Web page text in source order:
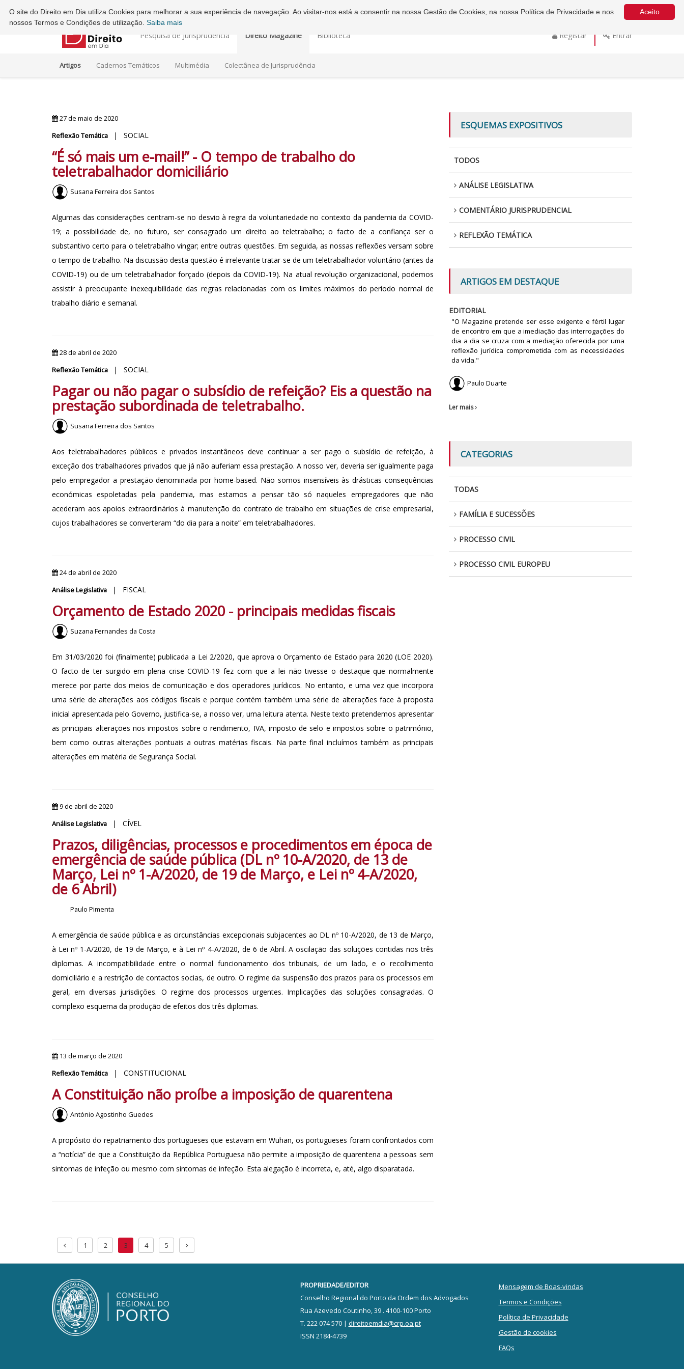
Ordem dos Advogados - Conselho Regional do Porto
Pesquisa de Jurisprudência Direito Magazine Biblioteca Registar Entrar
Artigos Cadernos Temáticos Multimédia Colectânea de Jurisprudência
27 de maio de 2020
Reflexão Temática
| SOCIAL
“É só mais um e-mail!” - O tempo de trabalho do
teletrabalhador domiciliário
Susana Ferreira dos Santos
Algumas das considerações centram-se no desvio à regra da voluntariedade no contexto da pandemia da COVID-
19; a possibilidade de, no futuro, ser consagrado um direito ao teletrabalho; o facto de a confiança ser o
substantivo certo para o teletrabalho vingar; entre outras questões. Em seguida, as nossas reflexões versam sobre
o tempo de trabalho. Na discussão desta questão é irrelevante tratar-se de um teletrabalhador voluntário (antes da
COVID-19) ou de um teletrabalhador forçado (depois da COVID-19). Na atual revolução organizacional, podemos
assistir à preocupante inexequibilidade das regras relacionadas com os limites máximos do período normal de
trabalho diário e semanal.
28 de abril de 2020
Reflexão Temática
| SOCIAL
Pagar ou não pagar o subsídio de refeição? Eis a questão na
prestação subordinada de teletrabalho.
Susana Ferreira dos Santos
Aos teletrabalhadores públicos e privados instantâneos deve continuar a ser pago o subsídio de refeição, à
exceção dos trabalhadores privados que já não auferiam essa prestação. A nosso ver, deveria ser igualmente paga
pelo empregador a prestação denominada por home-based. Não somos insensíveis às drásticas consequências
económicas espoletadas pela pandemia, mas estamos a pensar tão só naqueles empregadores que não
acederam aos apoios extraordinários à manutenção do contrato de trabalho em situações de crise empresarial,
cujos trabalhadores se converteram “do dia para a noite” em teletrabalhadores.
24 de abril de 2020
Análise Legislativa
| FISCAL
Orçamento de Estado 2020 - principais medidas fiscais
Suzana Fernandes da Costa
Em 31/03/2020 foi (finalmente) publicada a Lei 2/2020, que aprova o Orçamento de Estado para 2020 (LOE 2020).
O facto de ter surgido em plena crise COVID-19 fez com que a lei não tivesse o destaque que normalmente
merece por parte dos meios de comunicação e dos operadores jurídicos. No entanto, e uma vez que incorpora
uma série de alterações aos códigos fiscais e porque contém também uma série de alterações face à proposta
inicial apresentada pelo Governo, justifica-se, a nosso ver, uma leitura atenta. Neste texto pretendemos apresentar
as principais alterações nos impostos sobre o rendimento, IVA, imposto de selo e impostos sobre o património,
bem como outras alterações pontuais a outras matérias fiscais. Na parte final incluímos também as principais
alterações em matéria de Segurança Social.
9 de abril de 2020
Análise Legislativa
| CÍVEL
Prazos, diligências, processos e procedimentos em época de
emergência de saúde pública (DL nº 10-A/2020, de 13 de
Março, Lei nº 1-A/2020, de 19 de Março, e Lei nº 4-A/2020,
de 6 Abril)
Paulo Pimenta
A emergência de saúde pública e as circunstâncias excepcionais subjacentes ao DL nº 10-A/2020, de 13 de Março,
à Lei nº 1-A/2020, de 19 de Março, e à Lei nº 4-A/2020, de 6 de Abril. A oscilação das soluções contidas nos três
diplomas. A incompatibilidade entre o normal funcionamento dos tribunais, de um lado, e o recolhimento
domiciliário e a restrição de contactos socias, de outro. O regime da suspensão dos prazos para os processos em
geral, em diversas jurisdições. O regime dos processos urgentes. Implicações das soluções consagradas. O
complexo esquema da produção de efeitos dos três diplomas.
13 de março de 2020
Reflexão Temática
| CONSTITUCIONAL
A Constituição não proíbe a imposição de quarentena
António Agostinho Guedes
A propósito do repatriamento dos portugueses que estavam em Wuhan, os portugueses foram confrontados com
a “notícia” de que a Constituição da República Portuguesa não permite a imposição de quarentena a pessoas sem
sintomas de infeção ou mesmo com sintomas de infeção. Esta alegação é incorreta, e, até, algo disparatada.
1 2 3 4 5
ESQUEMAS EXPOSITIVOS
TODOS
ANÁLISE LEGISLATIVA
COMENTÁRIO JURISPRUDENCIAL
REFLEXÃO TEMÁTICA
ARTIGOS EM DESTAQUE
EDITORIAL
"O Magazine pretende ser esse exigente e fértil lugar
de encontro em que a imediação das interrogações do
dia a dia se cruza com a mediação oferecida por uma
reflexão jurídica comprometida com as necessidades
da vida."
Paulo Duarte
Ler mais
CATEGORIAS
TODAS
FAMÍLIA E SUCESSÕES
PROCESSO CIVIL
PROCESSO CIVIL EUROPEU
PROPRIEDADE/EDITOR
Conselho Regional do Porto da Ordem dos Advogados
Rua Azevedo Coutinho, 39 . 4100-100 Porto
T. 222 074 570 | direitoemdia@crp.oa.pt
ISSN 2184-4739
Mensagem de Boas-vindas
Termos e Condições
Política de Privacidade
Gestão de cookies
FAQs
Aceito
O site do Direito em Dia utiliza Cookies para melhorar a sua experiência de navegação. Ao visitar-nos está a consentir na nossa Gestão de Cookies, na nossa Política de Privacidade e nos
nossos Termos e Condições de utilização. Saiba mais